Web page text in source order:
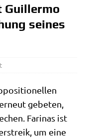
Guillermo
seines
gebe­ten,
Fari­nas ist
um eine